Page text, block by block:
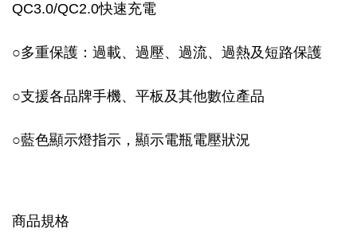
QC3.0/QC2.0快速充電
○多重保護：過載、過壓、過流、過熱及短路保護
○支援各品牌手機、平板及其他數位產品
○藍色顯示燈指示，顯示電瓶電壓狀況
商品規格